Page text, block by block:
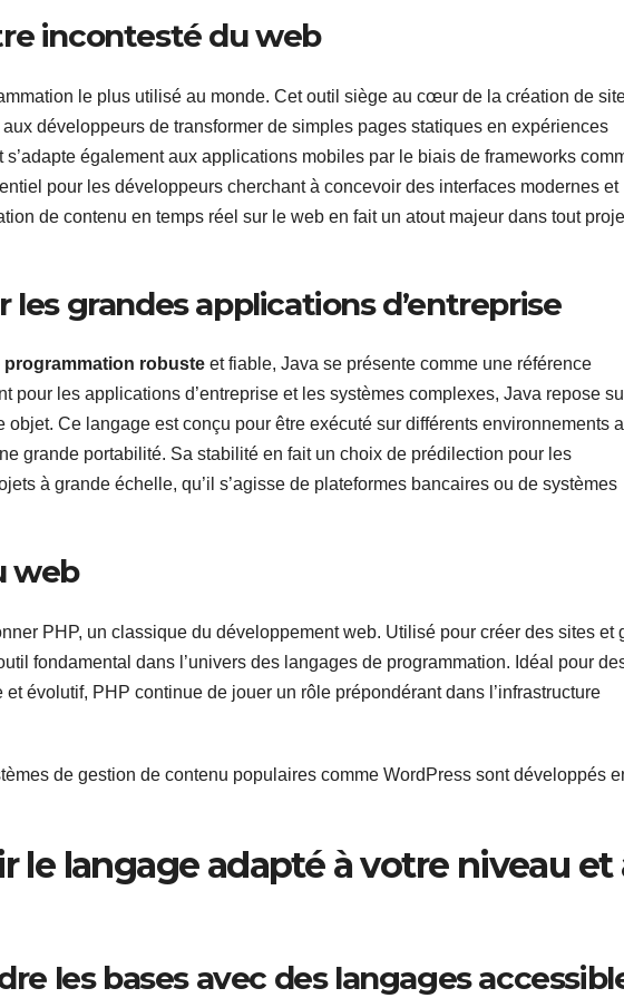
incontesté du web
le plus utilisé au monde. Cet outil siège au cœur de la création de
développeurs de transformer de simples pages statiques en expériences
également aux applications mobiles par le biais de frameworks
pour les développeurs cherchant à concevoir des interfaces modernes et
de contenu en temps réel sur le web en fait un atout majeur dans tout
les grandes applications d’entreprise
programmation robuste et fiable, Java se présente comme une référence
pour les applications d’entreprise et les systèmes complexes, Java repose
objet. Ce langage est conçu pour être exécuté sur différents environnements
grande portabilité. Sa stabilité en fait un choix de prédilection pour les
à grande échelle, qu’il s’agisse de plateformes bancaires ou de systèmes
web
PHP, un classique du développement web. Utilisé pour créer des sites et
fondamental dans l’univers des langages de programmation. Idéal pour
évolutif, PHP continue de jouer un rôle prépondérant dans l’infrastructure
de gestion de contenu populaires comme WordPress sont développés
le langage adapté à votre niveau et
les bases avec des langages